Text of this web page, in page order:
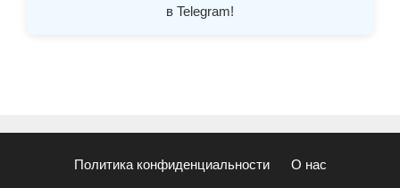
в Telegram!
Политика конфиденциальности О нас